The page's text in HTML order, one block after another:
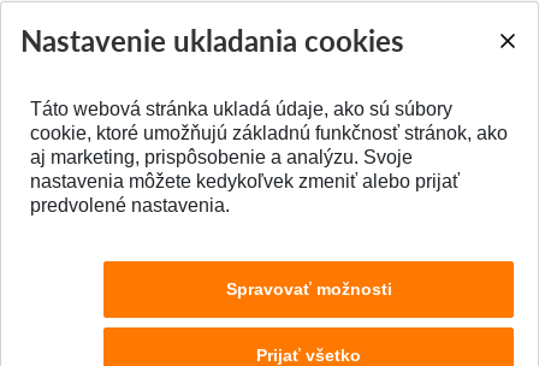
SPÄŤ NA VRCH
Nastavenie ukladania cookies
Táto webová stránka ukladá údaje, ako sú súbory
cookie, ktoré umožňujú základnú funkčnosť stránok, ako
aj marketing, prispôsobenie a analýzu. Svoje
nastavenia môžete kedykoľvek zmeniť alebo prijať
predvolené nastavenia.
Spravovať možnosti
Prijať všetko